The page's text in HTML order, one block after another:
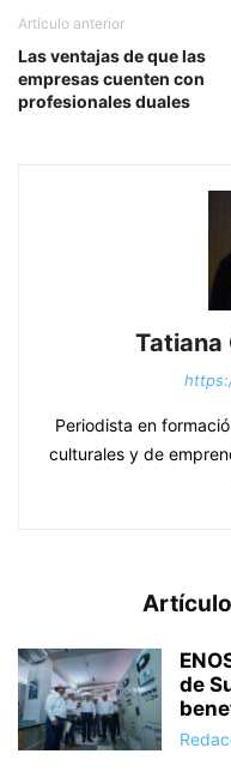
Artículo anterior
Las ventajas de que las
empresas cuenten con
profesionales duales
Tatiana
Periodista en
culturales y de
de